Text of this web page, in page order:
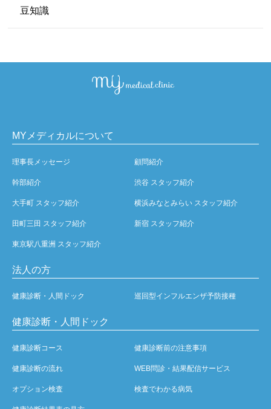
豆知識
MYメディカルについて
理事長メッセージ 顧問紹介
幹部紹介 渋谷 スタッフ紹介
大手町 スタッフ紹介 横浜みなとみらい スタッフ紹介
田町三田 スタッフ紹介 新宿 スタッフ紹介
東京駅八重洲 スタッフ紹介
法人の方
健康診断・人間ドック 巡回型インフルエンザ予防接種
健康診断・人間ドック
健康診断コース 健康診断前の注意事項
健康診断の流れ WEB問診・結果配信サービス
オプション検査 検査でわかる病気